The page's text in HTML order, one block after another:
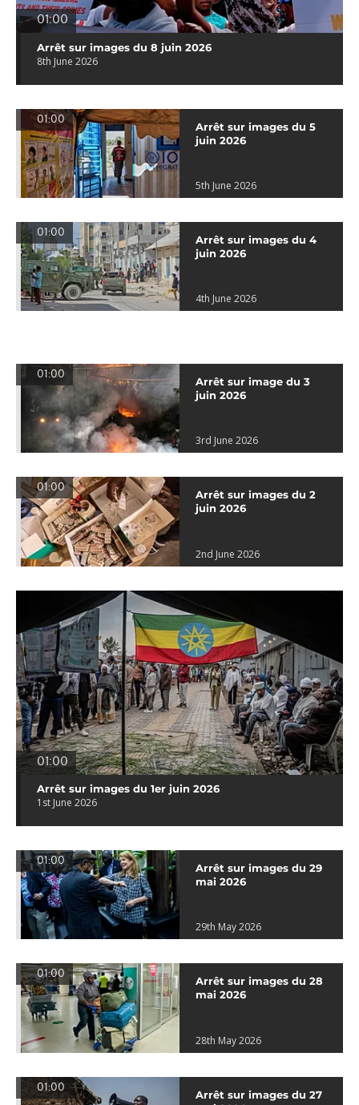
01:00
Arrêt sur images du 8 juin 2026
8th June 2026
01:00
Arrêt sur images du 5
juin 2026
5th June 2026
01:00
Arrêt sur images du 4
juin 2026
4th June 2026
01:00
Arrêt sur image du 3
juin 2026
3rd June 2026
01:00
Arrêt sur images du 2
juin 2026
2nd June 2026
01:00
Arrêt sur images du 1er juin 2026
1st June 2026
01:00
Arrêt sur images du 29
mai 2026
29th May 2026
01:00
Arrêt sur images du 28
mai 2026
28th May 2026
01:00
Arrêt sur images du 27